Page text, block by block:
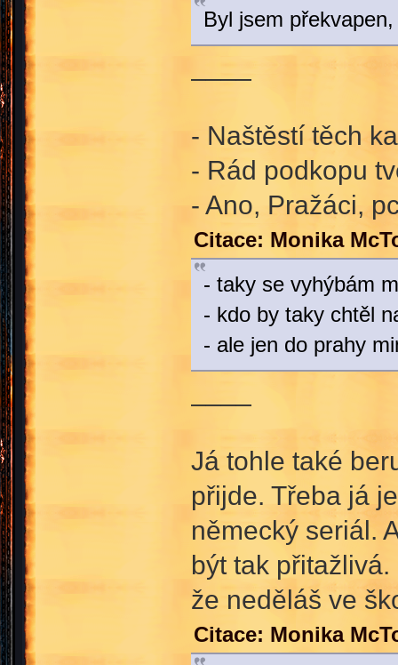
Byl jsem
- Naštěstí těch
- Rád podkopu
- Ano, Pražáci,
Citace: Monika
- taky se vyhýbám
- kdo by taky chtěl
- ale jen do prahy
Já tohle také
přijde. Třeba já
německý seriál.
být tak
že neděláš ve
Citace: Monika